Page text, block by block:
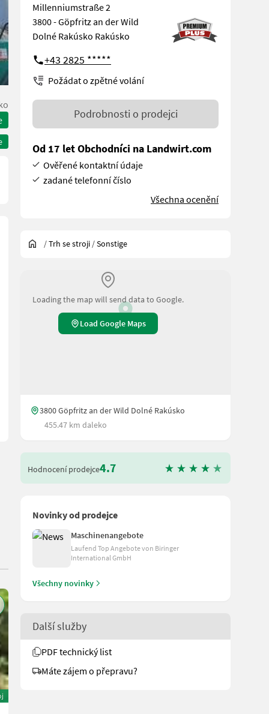
zu 200t bei max. Aufgabegröße von 200mm Kegelspaltmaß 30-
Millenniumstraße 2
3800 - Göpfritz an der Wild
Dolné Rakúsko Rakúsko
+43 2825 *****
Požádat o zpětné volání
Podrobnosti o prodejci
Od 17 let Obchodníci na Landwirt.com
Ověřené kontaktní údaje
zadané telefonní číslo
Všechna ocenění
/Trh se stroji /Sonstige
Loading the map will send data to Google.
Load Google Maps
3800 Göpfritz an der Wild Dolné Rakúsko
455.47 km daleko
Hodnocení prodejce4.7
Novinky od prodejce
Maschinenangebote
Laufend Top Angebote von Biringer
International GmbH
Všechny novinky
Další služby
PDF technický list
Máte zájem o přepravu?